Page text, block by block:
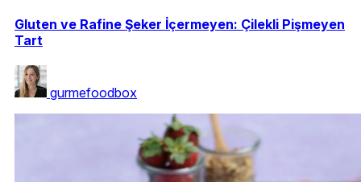
Gluten ve Rafine Şeker İçermeyen: Çilekli Pişmeyen
Tart
gurmefoodbox